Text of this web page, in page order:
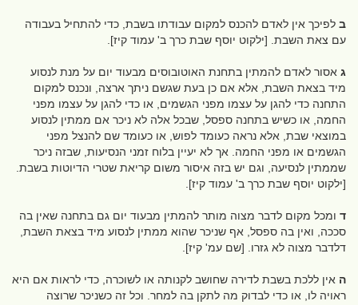
ב לפיכך אין לאדם להכנס למקום עבודתו בשבת, כדי להתחיל בעבודה
עם צאת השבת. [ילקוט יוסף שבת כרך ב' עמוד קיז].
ג אסור לאדם להמתין בתחנת האוטובוסים מבעוד יום על מנת לנסוע
מיד בצאת השבת, אלא אם כן בעת שגשם ניתך ארצה, ונכנס למקום
התחנה כדי להגן על עצמו מפני הגשמים, או כדי להגן על עצמו מפני
החמה, או כשיש בתחנה ספסל, שבכל אלה לא ניכר אם ממתין לנסוע
במוצאי שבת, אלא נראה כעומד לפוש, או כעומד שם להנצל מפני
הגשמים או מפני החמה. אך לא יעיין בלוח זמני הנסיעות, שבזה ניכר
שממתין לנסיעה, וגם יש בזה איסור משום קריאת שטרי הדיוטות בשבת.
[ילקוט יוסף שבת כרך ב' עמוד קיז].
ד ומכל מקום לדבר מצוה מותר להמתין מבעוד יום גם בתחנה שאין בה
סככה, ואין בה ספסל, אף שניכר שהוא ממתין לנסוע מיד בצאת השבת,
דלדבר מצוה לא גזרו. [שם עמ' קיז].
ה אין ללכת בשבת לדירה שחושב לקנותה או לשוכרה, כדי לראות אם היא
ראויה לו, או כדי לבדוק מה לתקן בה למחר. וכל זה כשניכר שרוצה